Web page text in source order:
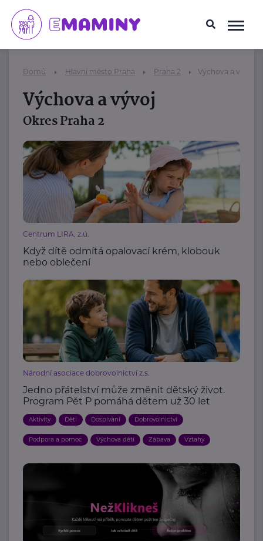
Domů Hlavní město Praha Praha 2 Výchova a vývoj
Výchova a vývoj
Okres Praha 2
Centrum LIRA, z.ú.
Když dítě odmítá opalovací krém, klobouk
nebo oblečení
Národní asociace dobrovolnictví z.s.
Jedno přátelství může změnit dětský život.
Program Pět P pomáhá dětem už 30 let
Aktivity Děti Dospívání Dobrovolnictví
Podpora a pomoc Výchova dětí Zábava Vztahy